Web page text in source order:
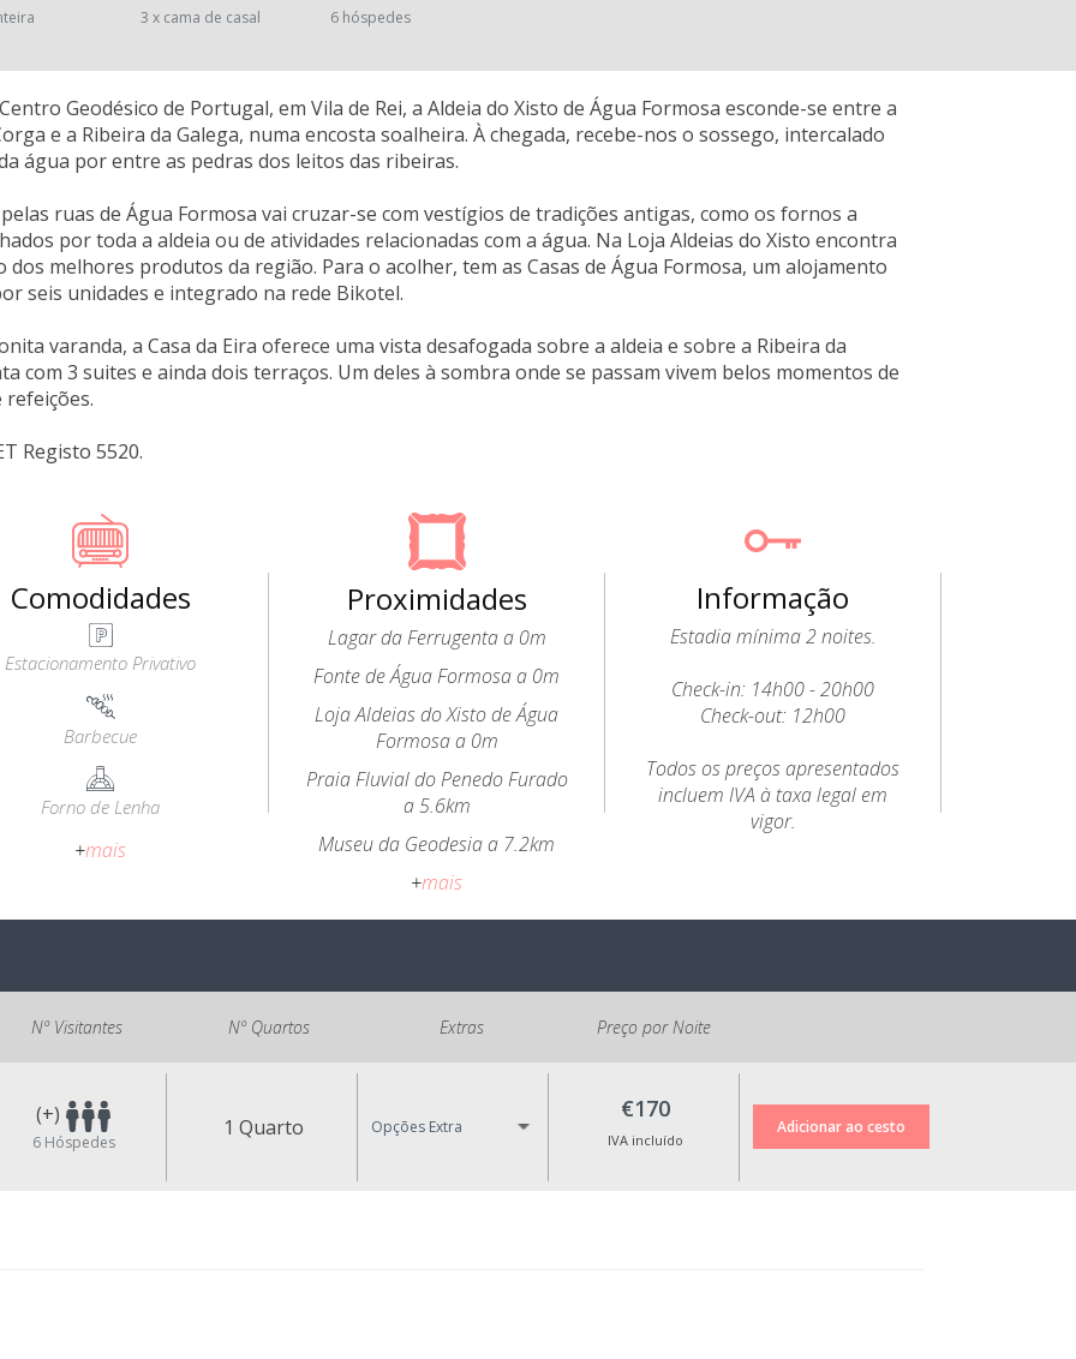
3 x cama de casal 6 hóspedes
Geodésico de Portugal, em Vila de Rei, a Aldeia do Xisto de Água Formosa esconde-se entre a
e a Ribeira da Galega, numa encosta soalheira. À chegada, recebe-nos o sossego, intercalado
água por entre as pedras dos leitos das ribeiras.
ruas de Água Formosa vai cruzar-se com vestígios de tradições antigas, como os fornos a
por toda a aldeia ou de atividades relacionadas com a água. Na Loja Aldeias do Xisto encontra
dos melhores produtos da região. Para o acolher, tem as Casas de Água Formosa, um alojamento
seis unidades e integrado na rede Bikotel.
varanda, a Casa da Eira oferece uma vista desafogada sobre a aldeia e sobre a Ribeira da
com 3 suites e ainda dois terraços. Um deles à sombra onde se passam vivem belos momentos de
refeições.
Registo 5520.
Comodidades
Estacionamento Privativo
Barbecue
Forno de Lenha
+mais
Proximidades
Lagar da Ferrugenta a 0m
Fonte de Água Formosa a 0m
Loja Aldeias do Xisto de Água
Formosa a 0m
Praia Fluvial do Penedo Furado
a 5.6km
Museu da Geodesia a 7.2km
+mais
Informação
Estadia mínima 2 noites.
Check-in: 14h00 - 20h00
Check-out: 12h00
Todos os preços apresentados
incluem IVA à taxa legal em
vigor.
Nº Visitantes Nº Quartos Extras Preço por Noite
(+)
6 Hóspedes
1 Quarto Opções Extra
€170
IVA incluído